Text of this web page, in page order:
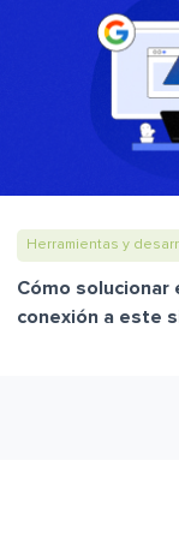
Herramientas y
Cómo solucionar
conexión a este